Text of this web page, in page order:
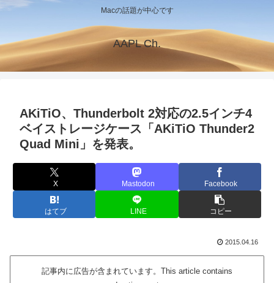
Macの話題が中心です
AAPL Ch.
AKiTiO、Thunderbolt 2対応の2.5インチ4
ベイストレージケース「AKiTiO Thunder2
Quad Mini」を発表。
X Mastodon Facebook
はてブ LINE コピー
2015.04.16
記事内に広告が含まれています。This article contains